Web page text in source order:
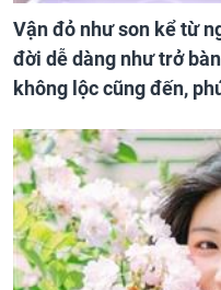
Vận đỏ như son kể từ
đời dễ dàng như trở
không lộc cũng đến,